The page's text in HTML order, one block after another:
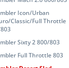
Icon/Urban
Classic/Full Throttle
Sixty 2 800/803
Full Throttle 803